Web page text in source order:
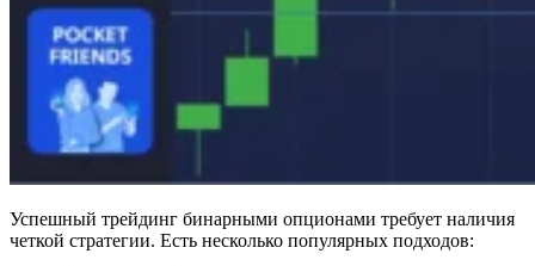
Успешный трейдинг бинарными опционами требует наличия
четкой стратегии. Есть несколько популярных подходов: